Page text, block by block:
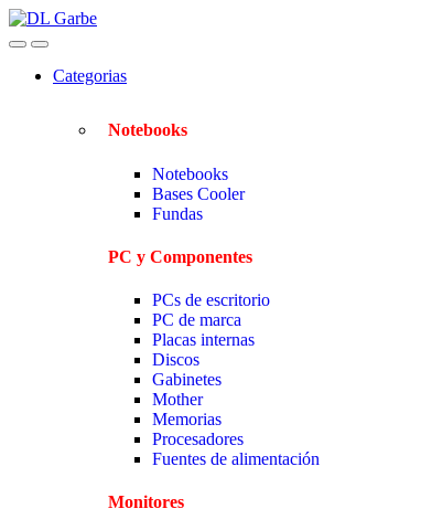
Categorias
Notebooks
Notebooks
Bases Cooler
Fundas
PC y Componentes
PCs de escritorio
PC de marca
Placas internas
Discos
Gabinetes
Mother
Memorias
Procesadores
Fuentes de alimentación
Monitores